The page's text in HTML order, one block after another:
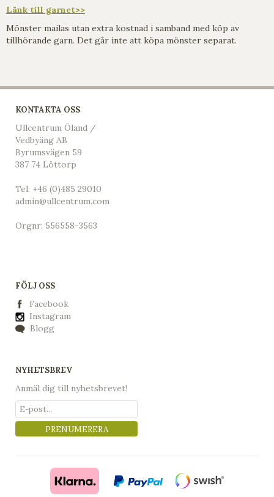
Länk till garnet>>
Mönster mailas utan extra kostnad i samband med köp av
tillhörande garn. Det går inte att köpa mönster separat.
KONTAKTA OSS
Ullcentrum Öland /
Vedbyäng AB
Byrumsvägen 59
387 74 Löttorp
Tel: +46 (0)485 29010
admin@ullcentrum.com
Orgnr: 556558-3563
FÖLJ OSS
Facebook
Instagram
Blogg
NYHETSBREV
Anmäl dig till nyhetsbrevet!
PRENUMERERA